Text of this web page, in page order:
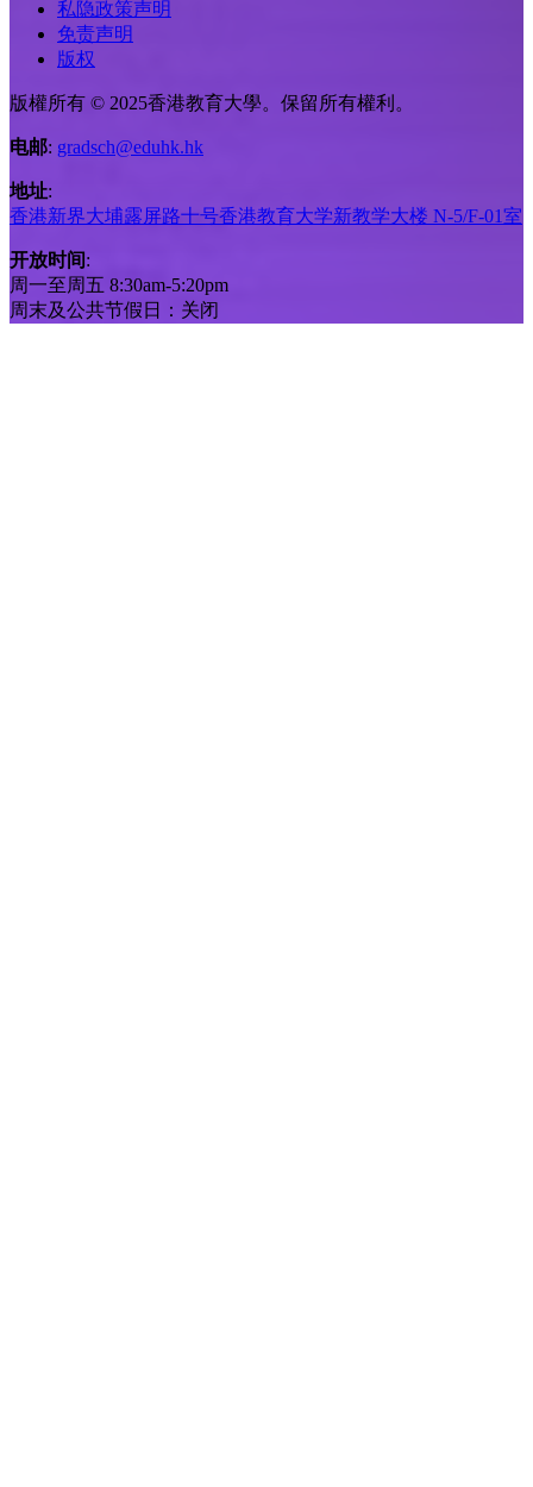
私隐政策声明
免责声明
版权
版權所有 © 2025香港教育大學。保留所有權利。
电邮: gradsch@eduhk.hk
地址:
香港新界大埔露屏路十号香港教育大学新教学大楼 N-5/F-01室
开放时间:
周一至周五 8:30am-5:20pm
周末及公共节假日：关闭